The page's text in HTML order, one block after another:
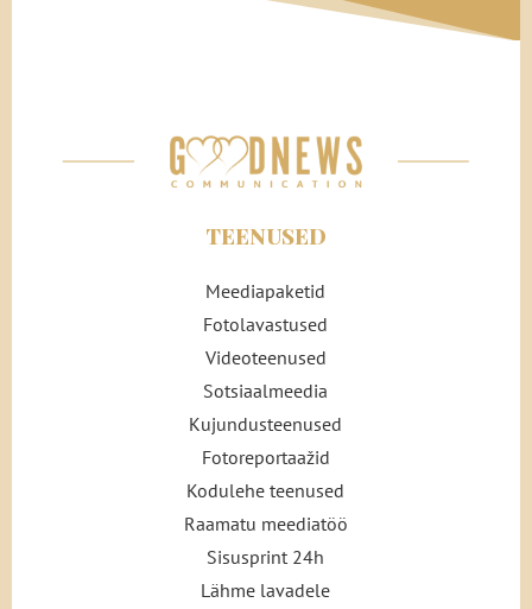
TEENUSED
Meediapaketid
Fotolavastused
Videoteenused
Sotsiaalmeedia
Kujundusteenused
Fotoreportaažid
Kodulehe teenused
Raamatu meediatöö
Sisusprint 24h
Lähme lavadele